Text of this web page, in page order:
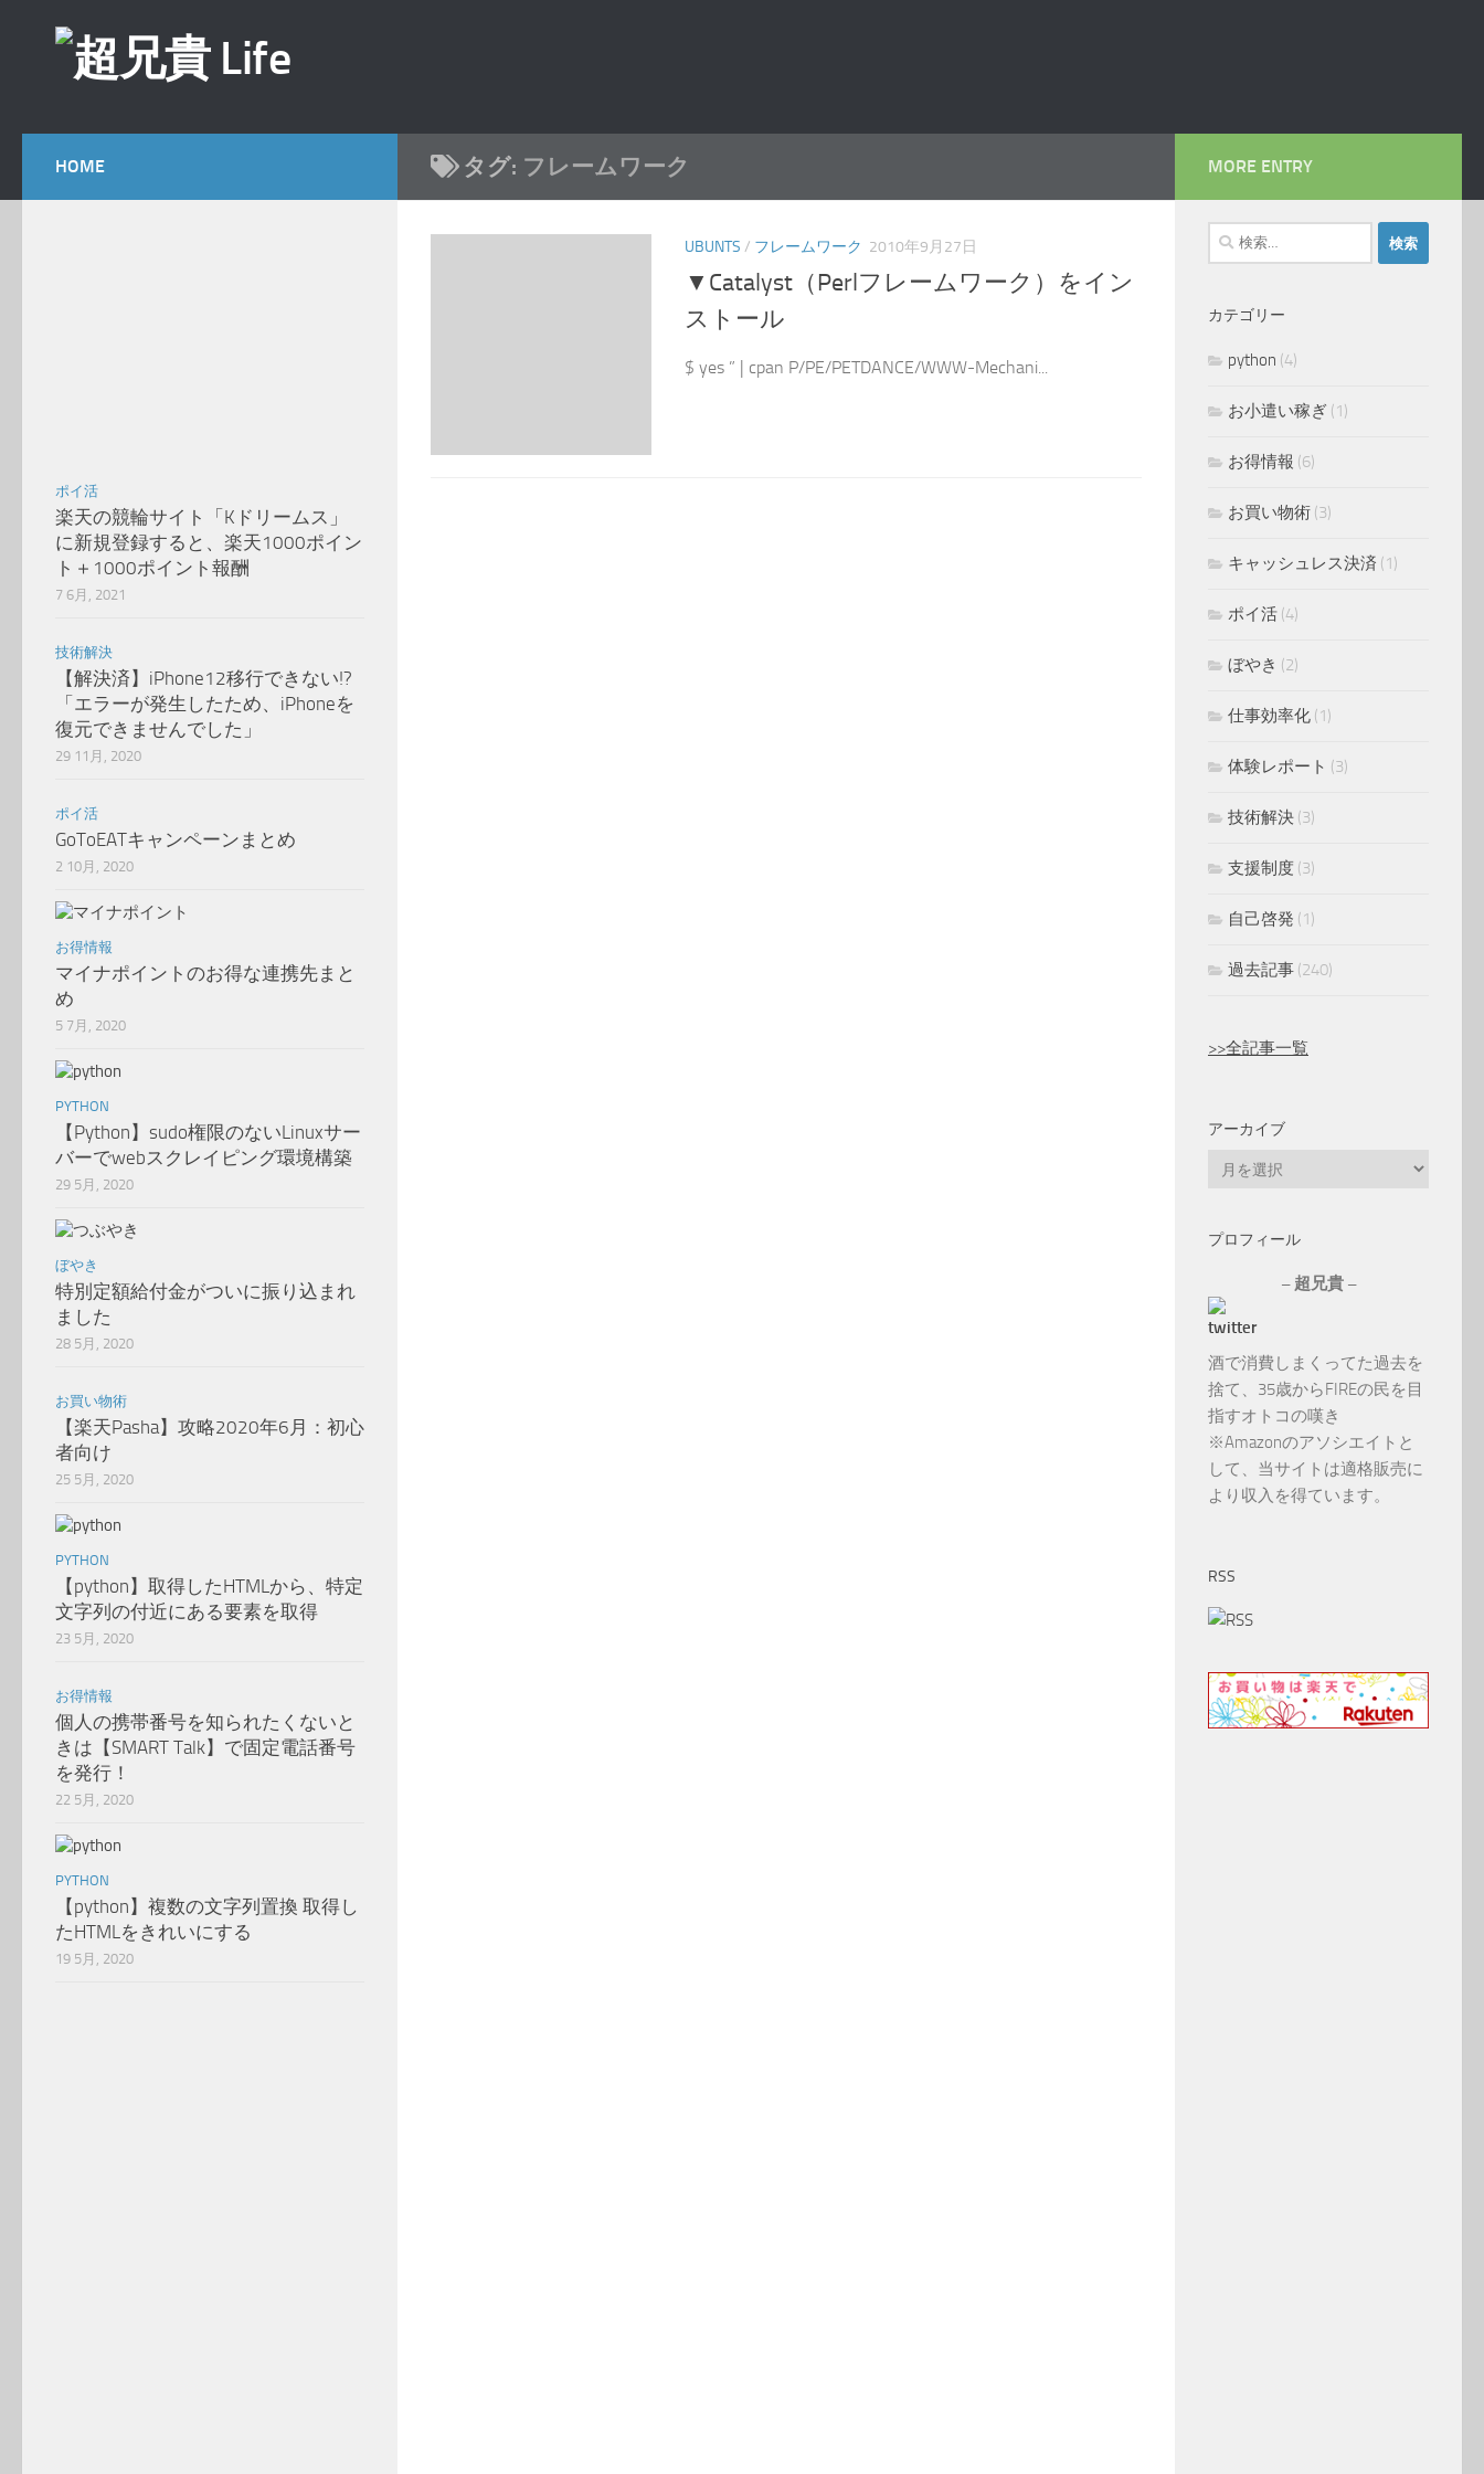
コンテンツへスキップ
タグ: フレームワーク
UBUNTS / フレームワーク 2010年9月27日
▼Catalyst（Perlフレームワーク）をイン
ストール
$ yes ” | cpan P/PE/PETDANCE/WWW-Mechani...
HOME
ポイ活
楽天の競輪サイト「Kドリームス」
に新規登録すると、楽天1000ポイン
ト＋1000ポイント報酬
7 6月, 2021
技術解決
【解決済】iPhone12移行できない!?
「エラーが発生したため、iPhoneを
復元できませんでした」
29 11月, 2020
ポイ活
GoToEATキャンペーンまとめ
2 10月, 2020
お得情報
マイナポイントのお得な連携先まと
め
5 7月, 2020
PYTHON
【Python】sudo権限のないLinuxサー
バーでwebスクレイピング環境構築
29 5月, 2020
ぼやき
特別定額給付金がついに振り込まれ
ました
28 5月, 2020
お買い物術
【楽天Pasha】攻略2020年6月：初心
者向け
25 5月, 2020
PYTHON
【python】取得したHTMLから、特定
文字列の付近にある要素を取得
23 5月, 2020
お得情報
個人の携帯番号を知られたくないと
きは【SMART Talk】で固定電話番号
を発行！
22 5月, 2020
PYTHON
【python】複数の文字列置換 取得し
たHTMLをきれいにする
19 5月, 2020
MORE ENTRY
検
索:
カテゴリー
python (4)
お小遣い稼ぎ (1)
お得情報 (6)
お買い物術 (3)
キャッシュレス決済 (1)
ポイ活 (4)
ぼやき (2)
仕事効率化 (1)
体験レポート (3)
技術解決 (3)
支援制度 (3)
自己啓発 (1)
過去記事 (240)
>>全記事一覧
アーカイブ
イ
プロフィール
– 超兄貴 –
酒で消費しまくってた過去を
捨て、35歳からFIREの民を目
指すオトコの嘆き
※Amazonのアソシエイトと
して、当サイトは適格販売に
より収入を得ています。
RSS